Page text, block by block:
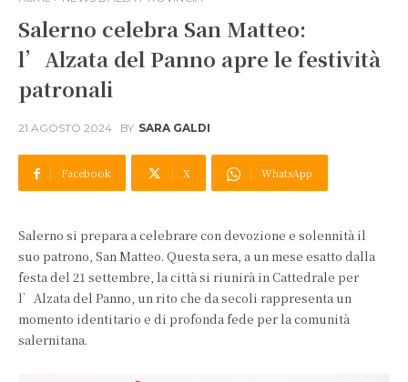
Salerno celebra San Matteo:
l’Alzata del Panno apre le festività
patronali
21 AGOSTO 2024 BY SARA GALDI
Facebook X WhatsApp
Salerno si prepara a celebrare con devozione e solennità il
suo patrono, San Matteo. Questa sera, a un mese esatto dalla
festa del 21 settembre, la città si riunirà in Cattedrale per
l’Alzata del Panno, un rito che da secoli rappresenta un
momento identitario e di profonda fede per la comunità
salernitana.